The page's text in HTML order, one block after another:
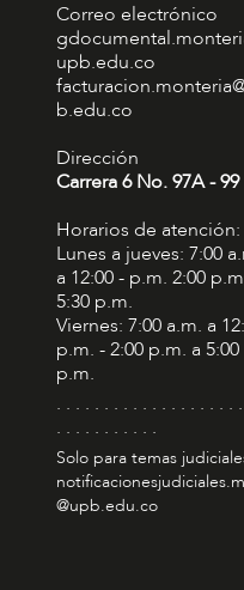
Correo electrónico
upb.edu.co
b.edu.co
Dirección
Carrera 6 No. 97A - 99​
Horarios de atención:
Lunes a jueves: 7:00
a 12:00 - p.m. 2:00
5:30 p.m.
Viernes: 7:00 a.m. a
p.m. - 2:00 p.m. a 5:00
p.m.
. . . . . . . . . . . . . . . . . . .
. . . . . . . . . . .
Solo para temas
@upb.edu.co